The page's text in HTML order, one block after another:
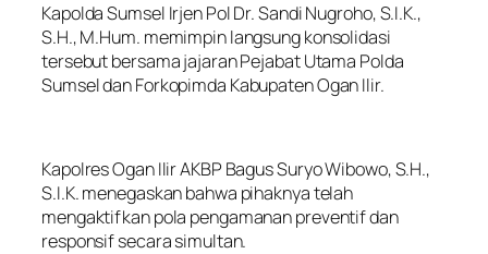
Kapolda Sumsel Irjen Pol Dr. Sandi Nugroho, S.I.K.,
S.H., M.Hum. memimpin langsung konsolidasi
tersebut bersama jajaran Pejabat Utama Polda
Sumsel dan Forkopimda Kabupaten Ogan Ilir.
Kapolres Ogan Ilir AKBP Bagus Suryo Wibowo, S.H.,
S.I.K. menegaskan bahwa pihaknya telah
mengaktifkan pola pengamanan preventif dan
responsif secara simultan.